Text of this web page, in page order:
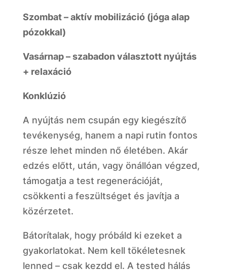
Szombat – aktív mobilizáció (jóga alap
pózokkal)
Vasárnap – szabadon választott nyújtás
+ relaxáció
Konklúzió
A nyújtás nem csupán egy kiegészítő
tevékenység, hanem a napi rutin fontos
része lehet minden nő életében. Akár
edzés előtt, után, vagy önállóan végzed,
támogatja a test regenerációját,
csökkenti a feszültséget és javítja a
közérzetet.
Bátorítalak, hogy próbáld ki ezeket a
gyakorlatokat. Nem kell tökéletesnek
lenned – csak kezdd el. A tested hálás